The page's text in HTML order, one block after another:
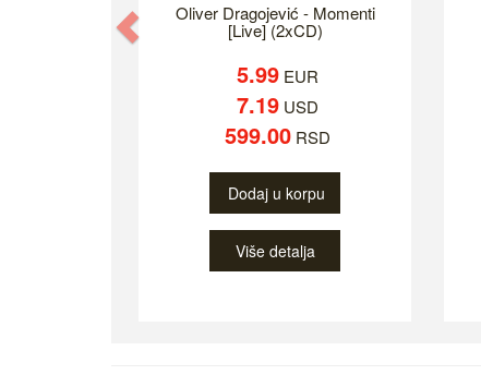
Oliver Dragojević - Momenti
[Live] (2xCD)
5.99 EUR
7.19 USD
599.00 RSD
Dodaj u korpu
Više detalja
Previous